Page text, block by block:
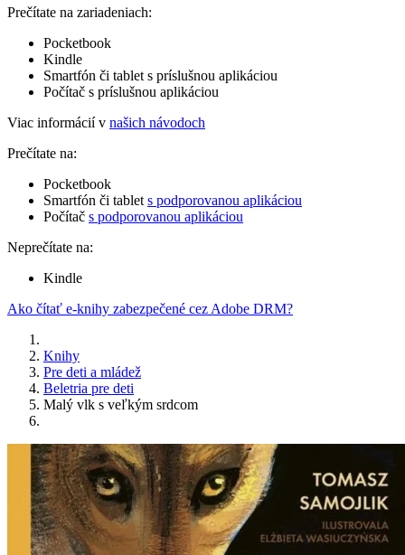
Prečítate na zariadeniach:
Pocketbook
Kindle
Smartfón či tablet s príslušnou aplikáciou
Počítač s príslušnou aplikáciou
Viac informácií v našich návodoch
Prečítate na:
Pocketbook
Smartfón či tablet s podporovanou aplikáciou
Počítač s podporovanou aplikáciou
Neprečítate na:
Kindle
Ako čítať e-knihy zabezpečené cez Adobe DRM?
Knihy
Pre deti a mládež
Beletria pre deti
Malý vlk s veľkým srdcom